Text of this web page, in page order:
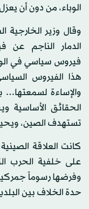
الوباء، من دون أن
وقال وزير الخارجية
الدمار الناجم عن
فيروس سياسي في
هذا الفيروس
والإساءة
الحقائق الأساسية
تستهدف الصين،
كانت العلاقة
على خلفية الحرب
وفرضها رسوماً
حدة الخلاف بين